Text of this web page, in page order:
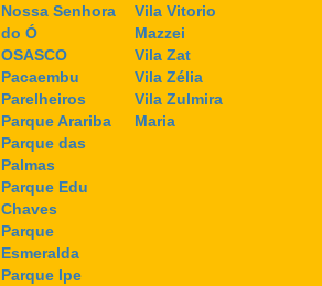
Nossa Senhora
do Ó
OSASCO
Pacaembu
Parelheiros
Parque Arariba
Parque das
Palmas
Parque Edu
Chaves
Parque
Esmeralda
Parque Ipe
Vila Vitorio
Mazzei
Vila Zat
Vila Zélia
Vila Zulmira
Maria